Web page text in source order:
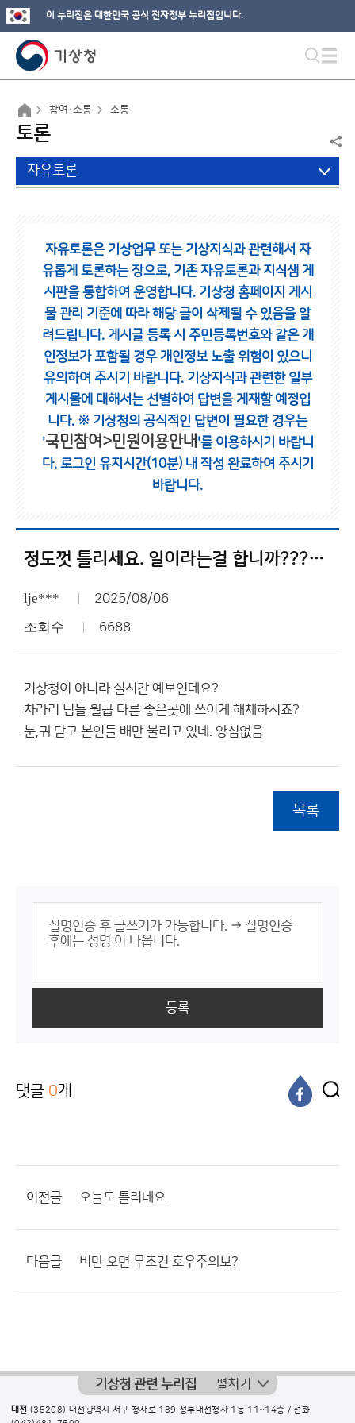
이 누리집은 대한민국 공식 전자정부 누리집입니다.
참여·소통 소통
토론
자유토론
자유토론은 기상업무 또는 기상지식과 관련해서 자
유롭게 토론하는 장으로, 기존 자유토론과 지식샘 게
시판을 통합하여 운영합니다. 기상청 홈페이지 게시
물 관리 기준에 따라 해당 글이 삭제될 수 있음을 알
려드립니다. 게시글 등록 시 주민등록번호와 같은 개
인정보가 포함될 경우 개인정보 노출 위험이 있으니
유의하여 주시기 바랍니다. 기상지식과 관련한 일부
게시물에 대해서는 선별하여 답변을 게재할 예정입
니다. ※ 기상청의 공식적인 답변이 필요한 경우는
'국민참여>민원이용안내 '를 이용하시기 바랍니
다. 로그인 유지시간(10분) 내 작성 완료하여 주시기
바랍니다.
정도껏 틀리세요. 일이라는걸 합니까??????????????
lje*** 2025/08/06
조회수 6688
기상청이 아니라 실시간 예보인데요?
차라리 님들 월급 다른 좋은곳에 쓰이게 해체하시죠?
눈,귀 닫고 본인들 배만 불리고 있네. 양심없음
목록
등록
댓글 0개
이전글 오늘도 틀리네요
다음글 비만 오면 무조건 호우주의보?
기상청 관련 누리집 펼치기
대전 (35208) 대전광역시 서구 청사로 189 정부대전청사 1동 11~14층 / 전화